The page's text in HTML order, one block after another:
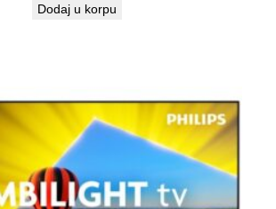
Dodaj u korpu